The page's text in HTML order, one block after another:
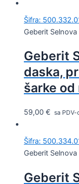
Šifra:
Geberit
Geberit
daska,
šarke
59,00 € sa PDV-
Šifra:
Geberit
Geberit